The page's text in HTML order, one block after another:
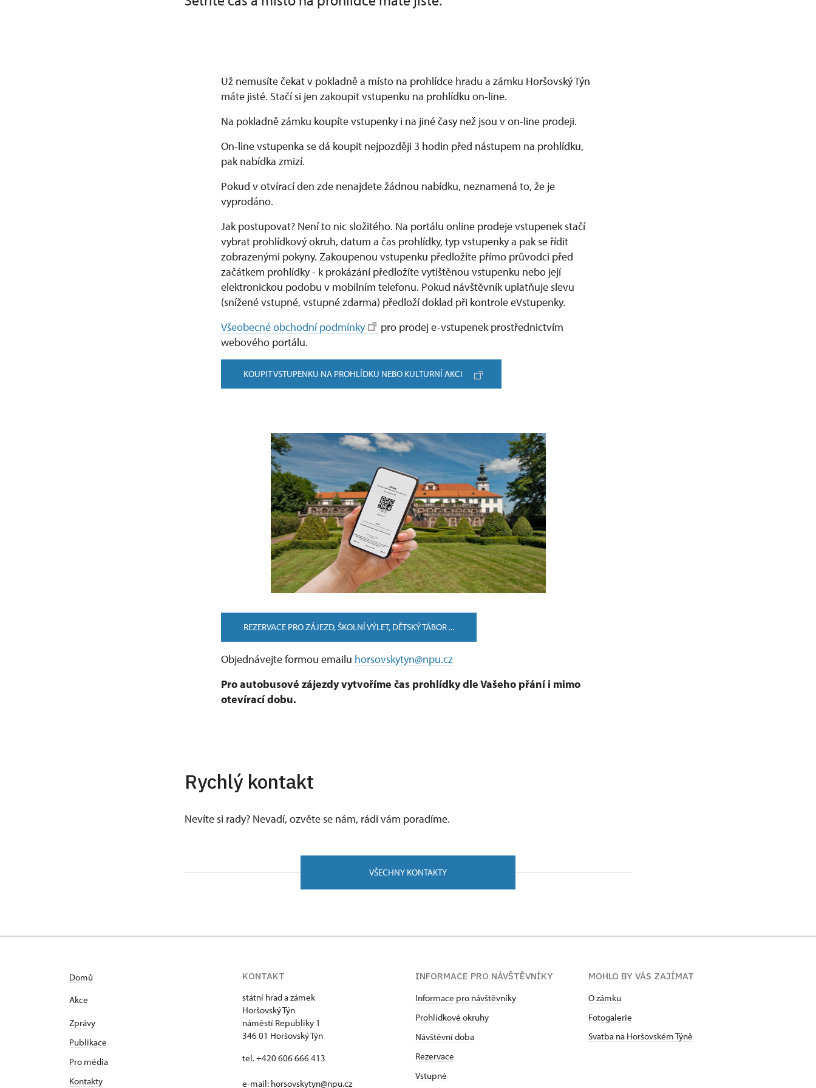
Už nemusíte čekat v pokladně a místo na prohlídce hradu a zámku Horšovský Týn
máte jisté. Stačí si jen zakoupit vstupenku na prohlídku on-line.
Na pokladně zámku koupíte vstupenky i na jiné časy než jsou v on-line prodeji.
On-line vstupenka se dá koupit nejpozději 3 hodin před nástupem na prohlídku,
pak nabídka zmizí.
Pokud v otvírací den zde nenajdete žádnou nabídku, neznamená to, že je
vyprodáno.
Jak postupovat? Není to nic složitého. Na portálu online prodeje vstupenek stačí
vybrat prohlídkový okruh, datum a čas prohlídky, typ vstupenky a pak se řídit
zobrazenými pokyny. Zakoupenou vstupenku předložíte přímo průvodci před
začátkem prohlídky - k prokázání předložíte vytištěnou vstupenku nebo její
elektronickou podobu v mobilním telefonu. Pokud návštěvník uplatňuje slevu
(snížené vstupné, vstupné zdarma) předloží doklad při kontrole eVstupenky.
Všeobecné obchodní podmínky
pro prodej e-vstupenek prostřednictvím
webového portálu.
KOUPIT VSTUPENKU NA PROHLÍDKU NEBO KULTURNÍ AKCI
REZERVACE PRO ZÁJEZD, ŠKOLNÍ VÝLET, DĚTSKÝ TÁBOR ...
Objednávejte formou emailu horsovskytyn@npu.cz
Pro autobusové zájezdy vytvoříme čas prohlídky dle Vašeho přání i mimo
otevírací dobu.
Rychlý kontakt
Nevíte si rady? Nevadí, ozvěte se nám, rádi vám poradíme.
VŠECHNY KONTAKTY
Domů
Akce
Zprávy
Publikace
Pro média
Kontakty
KONTAKT
státní hrad a zámek
Horšovský Týn
náměstí Republiky 1
346 01 Horšovský Týn
tel. +420 606 666 413
e-mail: horsovskytyn@npu.cz
INFORMACE PRO NÁVŠTĚVNÍKY
Informace pro návštěvníky
Prohlídkové okruhy
Návštěvní doba
Rezervace
Vstupné
MOHLO BY VÁS ZAJÍMAT
O zámku
Fotogalerie
Svatba na Horšovském Týně